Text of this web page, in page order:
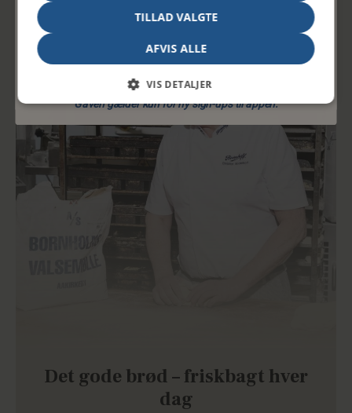
Det gode brød – friskbagt hver
dag
TILLAD VALGTE
AFVIS ALLE
VIS DETALJER
​Gaven gælder kun for ny sign-ups til appen.